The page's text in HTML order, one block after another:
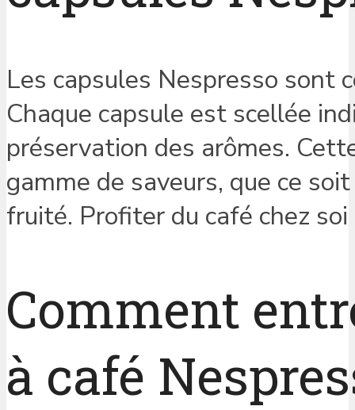
Les capsules Nespresso sont
Chaque capsule est scellée
préservation des arômes.
gamme de saveurs, que ce
fruité. Profiter du café chez
Comment
à café